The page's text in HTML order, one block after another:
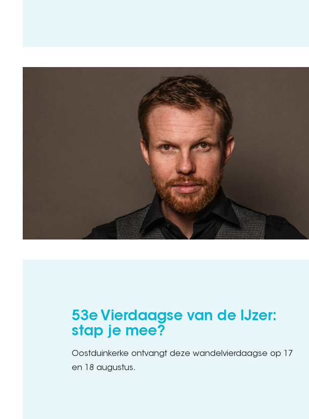
53e Vierdaagse van de IJzer:
stap je mee?
Oostduinkerke ontvangt deze wandelvierdaagse op 17
en 18 augustus.